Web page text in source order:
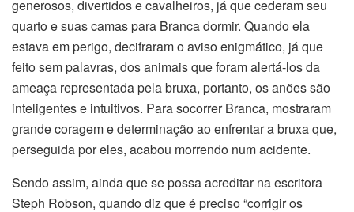
generosos, divertidos e cavalheiros, já que cederam seu
quarto e suas camas para Branca dormir. Quando ela
estava em perigo, decifraram o aviso enigmático, já que
feito sem palavras, dos animais que foram alertá-los da
ameaça representada pela bruxa, portanto, os anões são
inteligentes e intuitivos. Para socorrer Branca, mostraram
grande coragem e determinação ao enfrentar a bruxa que,
perseguida por eles, acabou morrendo num acidente.
Sendo assim, ainda que se possa acreditar na escritora
Steph Robson, quando diz que é preciso “corrigir os